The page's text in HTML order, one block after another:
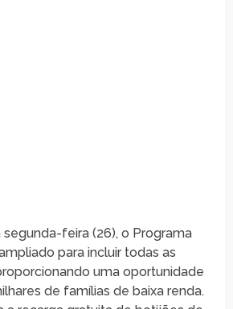
feira (26), o Programa
para incluir todas as
uma oportunidade
de famílias de baixa renda.